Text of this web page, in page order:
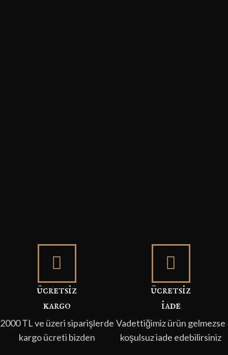
ücretsi̇z
kargo
2000 TL ve üzeri siparişlerde
kargo ücreti bizden
ücretsi̇z
i̇ade
Vadettiğimiz ürün gelmezse
koşulsuz iade edebilirsiniz